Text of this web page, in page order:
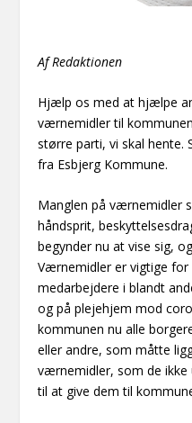
Af Redaktionen
Hjælp os med at hjælpe
værnemidler til
større parti, vi skal hente.
fra Esbjerg Kommune.
Manglen på værnemidler
håndsprit,
begynder nu at vise sig,
Værnemidler er vigtige
medarbejdere i blandt
og på plejehjem mod
kommunen nu alle
eller andre, som måtte
værnemidler, som de ikke
til at give dem til